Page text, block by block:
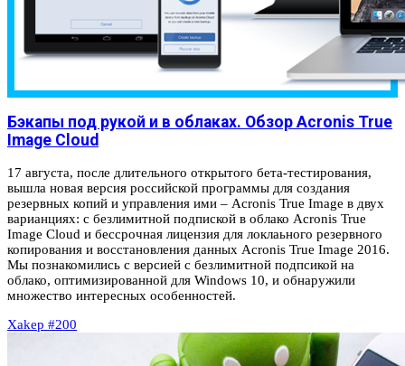
Бэкапы под рукой и в облаках. Обзор Acronis True
Image Cloud
17 августа, после длительного открытого бета-тестирования,
вышла новая версия российской программы для создания
резервных копий и управления ими – Acronis True Image в двух
варианциях: с безлимитной подпиской в облако Acronis True
Image Cloud и бессрочная лицензия для локлаьного резервного
копирования и восстановления данных Acronis True Image 2016.
Мы познакомились с версией с безлимитной подпсикой на
облако, оптимизированной для Windows 10, и обнаружили
множество интересных особенностей.
Xakep #200